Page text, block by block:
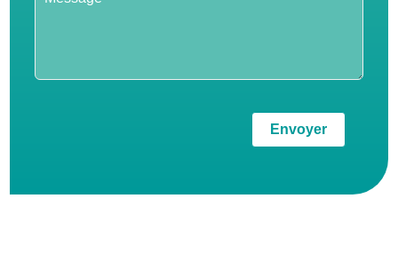
Envoyer